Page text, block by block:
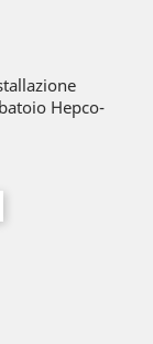
Hepco-